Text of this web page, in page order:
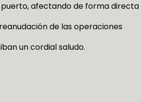
afectando de forma
de las operaciones
un cordial saludo.